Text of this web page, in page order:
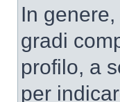
In
gradi
profilo, a
per